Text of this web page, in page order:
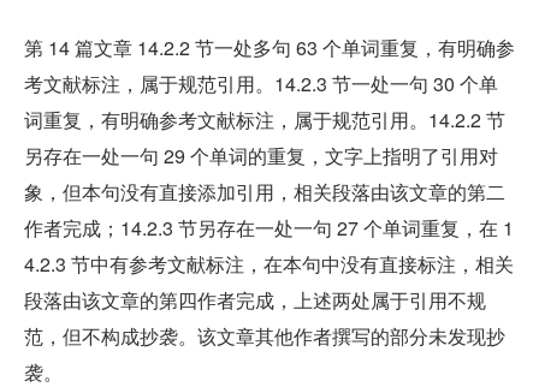
第 14 篇文章 14.2.2 节一处多句 63 个单词重复，有明确参
考文献标注，属于规范引用。14.2.3 节一处一句 30 个单
词重复，有明确参考文献标注，属于规范引用。14.2.2 节
另存在一处一句 29 个单词的重复，文字上指明了引用对
象，但本句没有直接添加引用，相关段落由该文章的第二
作者完成；14.2.3 节另存在一处一句 27 个单词重复，在 1
4.2.3 节中有参考文献标注，在本句中没有直接标注，相关
段落由该文章的第四作者完成，上述两处属于引用不规
范，但不构成抄袭。该文章其他作者撰写的部分未发现抄
袭。